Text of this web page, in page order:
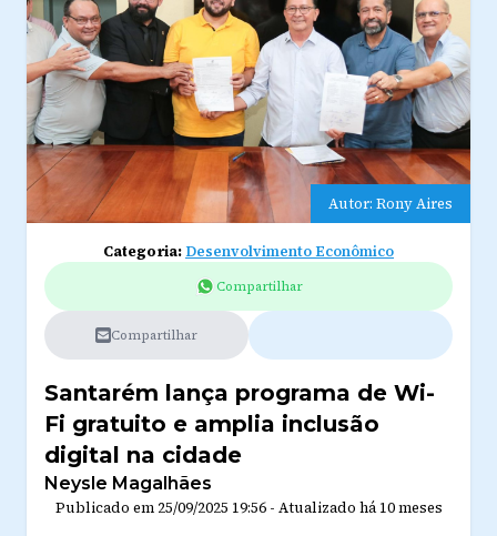
Autor: Rony Aires
Categoria:Desenvolvimento Econômico
Compartilhar
Compartilhar
Santarém lança programa de Wi-
Fi gratuito e amplia inclusão
digital na cidade
Neysle Magalhães
Publicado em 25/09/2025 19:56- Atualizado há 10 meses